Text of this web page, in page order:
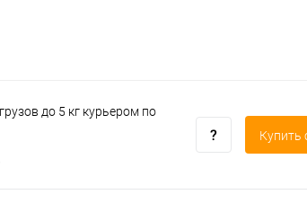
до 5 кг курьером по
Купить